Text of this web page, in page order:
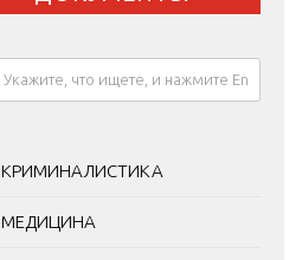
КРИМИНАЛИСТИКА
МЕДИЦИНА